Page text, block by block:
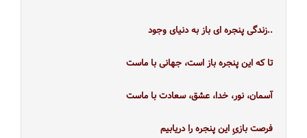
..زندگی پنجره ای باز به دنیای وجود
تا که این پنجره باز است، جهانی با ماست
آسمان، نور، خدا، عشق، سعادت با ماست
فرصت بازیِ این پنجره را دریابیم